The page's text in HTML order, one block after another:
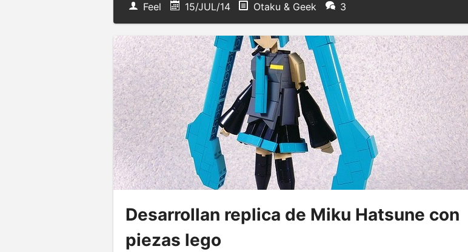
Feel 15/JUL/14 Otaku & Geek 3
Desarrollan replica de Miku Hatsune con
piezas lego